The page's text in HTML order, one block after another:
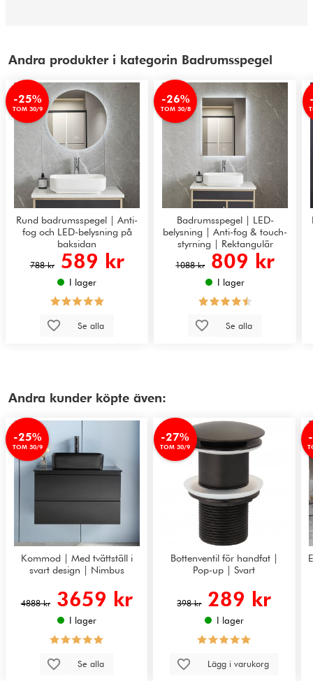
Andra produkter i kategorin Badrumsspegel
-25%
TOM 30/9
Rund badrumsspegel | Anti-
fog och LED-belysning på
baksidan
788 kr 589 kr
I lager
Se alla
-26%
TOM 30/8
Badrumsspegel | LED-
belysning | Anti-fog & touch-
styrning | Rektangulär
1088 kr 809 kr
I lager
Se alla
Andra kunder köpte även:
-25%
TOM 30/9
Kommod | Med tvättställ i
svart design | Nimbus
4888 kr 3659 kr
I lager
Se alla
-27%
TOM 30/9
Bottenventil för handfat |
Pop-up | Svart
398 kr 289 kr
I lager
Lägg i varukorg